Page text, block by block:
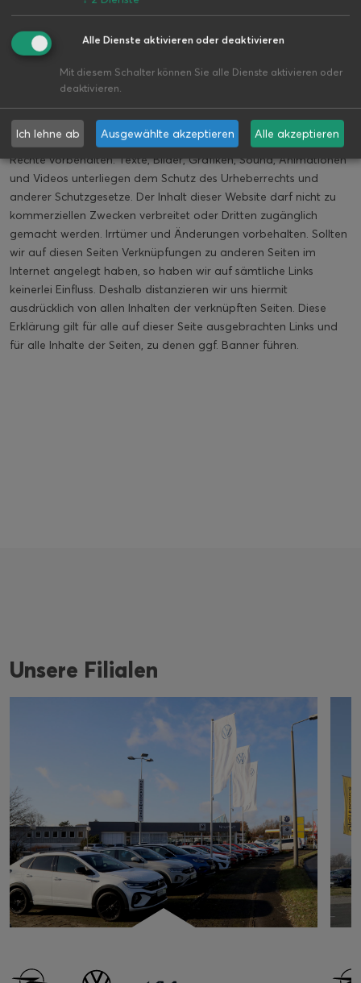
Autohaus Wilhelm Neustadt e.K.
Elsterwerda Telefon:03533 51 91 0Telefax: 03533 51 91 16
Handelsregisternr.: HRA 0073 e.Kfm. Handelsregister und
Registergericht: Amtsgericht Cottbus HRA 0073
Umsatzsteuergesetz): DE 184466550 Vertretungsberechtigte(r):
Frank Neustadt E-Mail:kontakt@neustadt-automobile.deAlle
Rechte vorbehalten. Texte, Bilder, Grafiken, Sound, Animationen
und Videos unterliegen dem Schutz des Urheberrechts und
anderer Schutzgesetze. Der Inhalt dieser Website darf nicht zu
kommerziellen Zwecken verbreitet oder Dritten zugänglich
gemacht werden. Irrtümer und Änderungen vorbehalten. Sollten
wir auf diesen Seiten Verknüpfungen zu anderen Seiten im
Internet angelegt haben, so haben wir auf sämtliche Links
keinerlei Einfluss. Deshalb distanzieren wir uns hiermit
ausdrücklich von allen Inhalten der verknüpften Seiten. Diese
Erklärung gilt für alle auf dieser Seite ausgebrachten Links und
für alle Inhalte der Seiten, zu denen ggf. Banner führen.
Unsere Filialen
Alle Dienste aktivieren oder deaktivieren
Mit diesem Schalter können Sie alle Dienste aktivieren oder
deaktivieren.
Ich lehne ab Ausgewählte akzeptieren Alle akzeptieren